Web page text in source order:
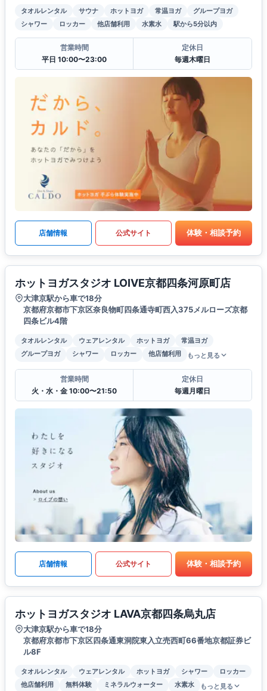
タオルレンタル サウナ ホットヨガ 常温ヨガ
グループヨガ
シャワー
ロッカー 他店舗利用 水素水 駅から5分以内
営業時間
平日 10:00〜23:00
定休日
毎週木曜日
店舗情報 公式サイト 体験・相談予約
ホットヨガスタジオ LOIVE京都四条河原町店
大津京駅から車で18分
京都府京都市下京区奈良物町四条通寺町西入375メルローズ京都
四条ビル4階
タオルレンタル ウェアレンタル ホットヨガ
常温ヨガ
グループヨガ
シャワー ロッカー 他店舗利用 もっと見る
営業時間
火・水・金 10:00〜21:50
定休日
毎週月曜日
店舗情報 公式サイト 体験・相談予約
ホットヨガスタジオ LAVA京都四条烏丸店
大津京駅から車で18分
京都府京都市下京区四条通東洞院東入立売西町66番地京都証券ビ
ル8F
タオルレンタル ウェアレンタル ホットヨガ シャワー
ロッカー
他店舗利用
無料体験 ミネラルウォーター 水素水 もっと見る